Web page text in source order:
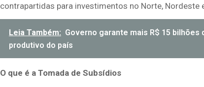
contrapartidas para investimentos no Norte, Nordeste
Leia Também: Governo garante mais R$ 15
produtivo do país
O que é a Tomada de Subsídios